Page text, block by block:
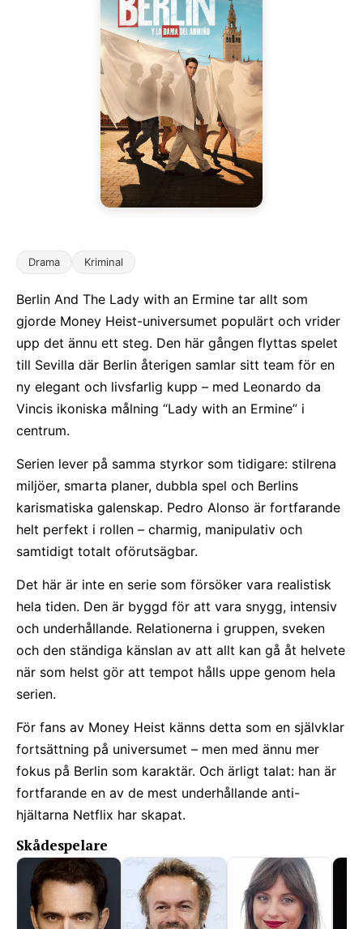
Drama Kriminal
Berlin And The Lady with an Ermine tar allt som
gjorde Money Heist-universumet populärt och vrider
upp det ännu ett steg. Den här gången flyttas spelet
till Sevilla där Berlin återigen samlar sitt team för en
ny elegant och livsfarlig kupp – med Leonardo da
Vincis ikoniska målning “Lady with an Ermine” i
centrum.
Serien lever på samma styrkor som tidigare: stilrena
miljöer, smarta planer, dubbla spel och Berlins
karismatiska galenskap. Pedro Alonso är fortfarande
helt perfekt i rollen – charmig, manipulativ och
samtidigt totalt oförutsägbar.
Det här är inte en serie som försöker vara realistisk
hela tiden. Den är byggd för att vara snygg, intensiv
och underhållande. Relationerna i gruppen, sveken
och den ständiga känslan av att allt kan gå åt helvete
när som helst gör att tempot hålls uppe genom hela
serien.
För fans av Money Heist känns detta som en självklar
fortsättning på universumet – men med ännu mer
fokus på Berlin som karaktär. Och ärligt talat: han är
fortfarande en av de mest underhållande anti-
hjältarna Netflix har skapat.
Skådespelare